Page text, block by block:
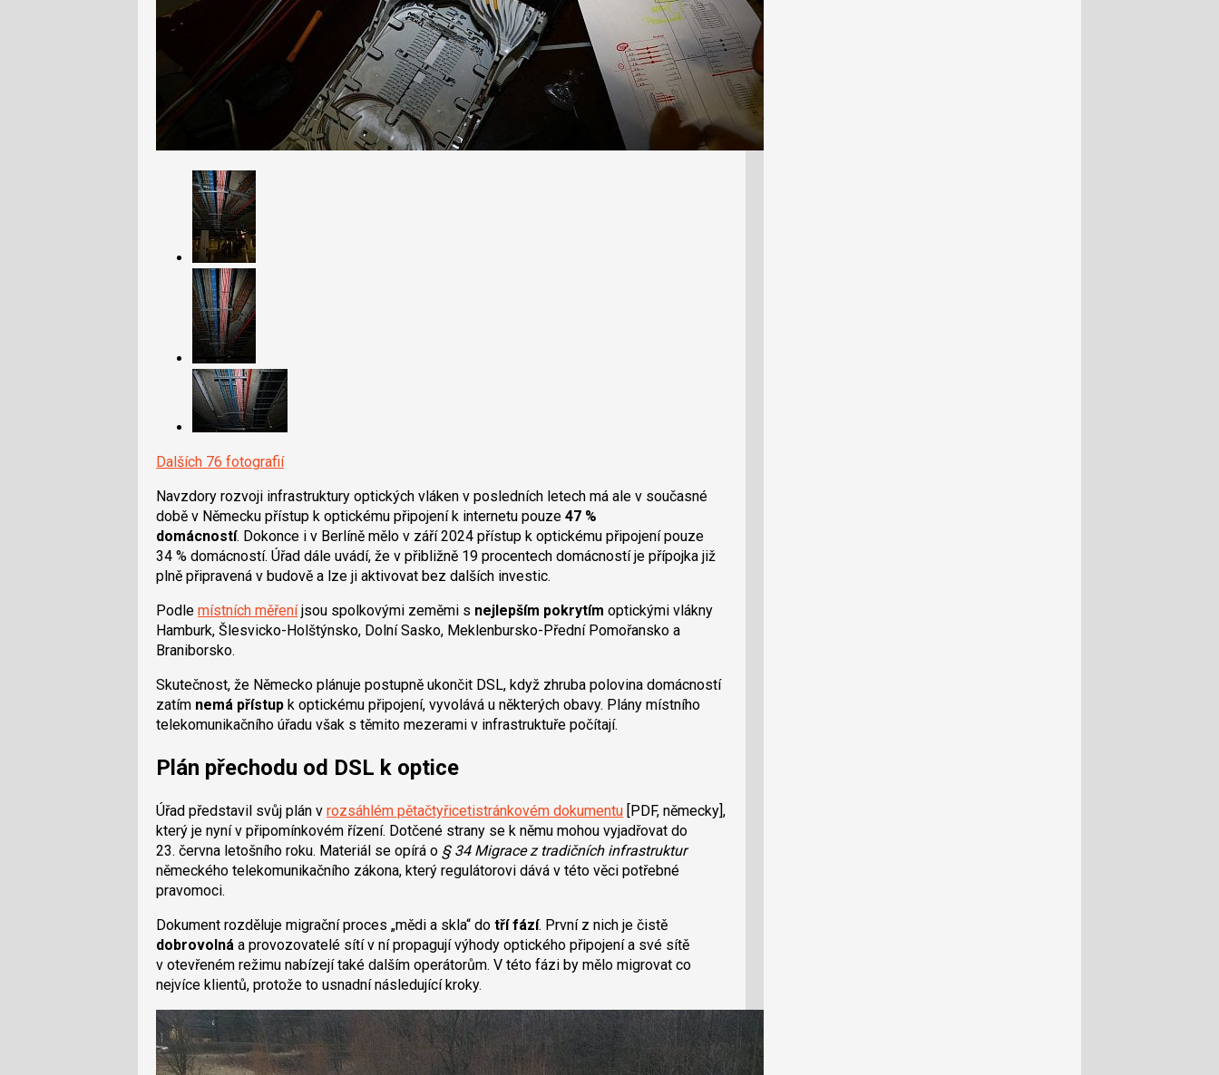
Dalších 76 fotografií
Navzdory rozvoji infrastruktury optických vláken v posledních letech má ale v současné
době v Německu přístup k optickému připojení k internetu pouze 47 %
domácností. Dokonce i v Berlíně mělo v září 2024 přístup k optickému připojení pouze
34 % domácností. Úřad dále uvádí, že v přibližně 19 procentech domácností je přípojka již
plně připravená v budově a lze ji aktivovat bez dalších investic.
Podle místních měřeníjsou spolkovými zeměmi s nejlepším pokrytím optickými vlákny
Hamburk, Šlesvicko-Holštýnsko, Dolní Sasko, Meklenbursko-Přední Pomořansko a
Braniborsko.
Skutečnost, že Německo plánuje postupně ukončit DSL, když zhruba polovina domácností
zatím nemá přístup k optickému připojení, vyvolává u některých obavy. Plány místního
telekomunikačního úřadu však s těmito mezerami v infrastruktuře počítají.
Plán přechodu od DSL k optice
Úřad představil svůj plán v rozsáhlém pětačtyřicetistránkovém dokumentu [PDF, německy],
který je nyní v připomínkovém řízení. Dotčené strany se k němu mohou vyjadřovat do
23. června letošního roku. Materiál se opírá o § 34 Migrace z tradičních infrastruktur
německého telekomunikačního zákona, který regulátorovi dává v této věci potřebné
pravomoci.
Dokument rozděluje migrační proces „mědi a skla“ do tří fází. První z nich je čistě
dobrovolná a provozovatelé sítí v ní propagují výhody optického připojení a své sítě
v otevřeném režimu nabízejí také dalším operátorům. V této fázi by mělo migrovat co
nejvíce klientů, protože to usnadní následující kroky.